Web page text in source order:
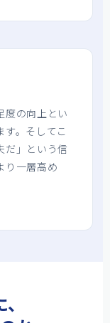
度の向上とい
す。そしてこ
だ」という信
り一層高め